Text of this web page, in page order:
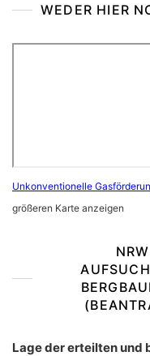
WEDER HIER
Unkonventionelle
größeren Karte anzeigen
Lage der erteilten und